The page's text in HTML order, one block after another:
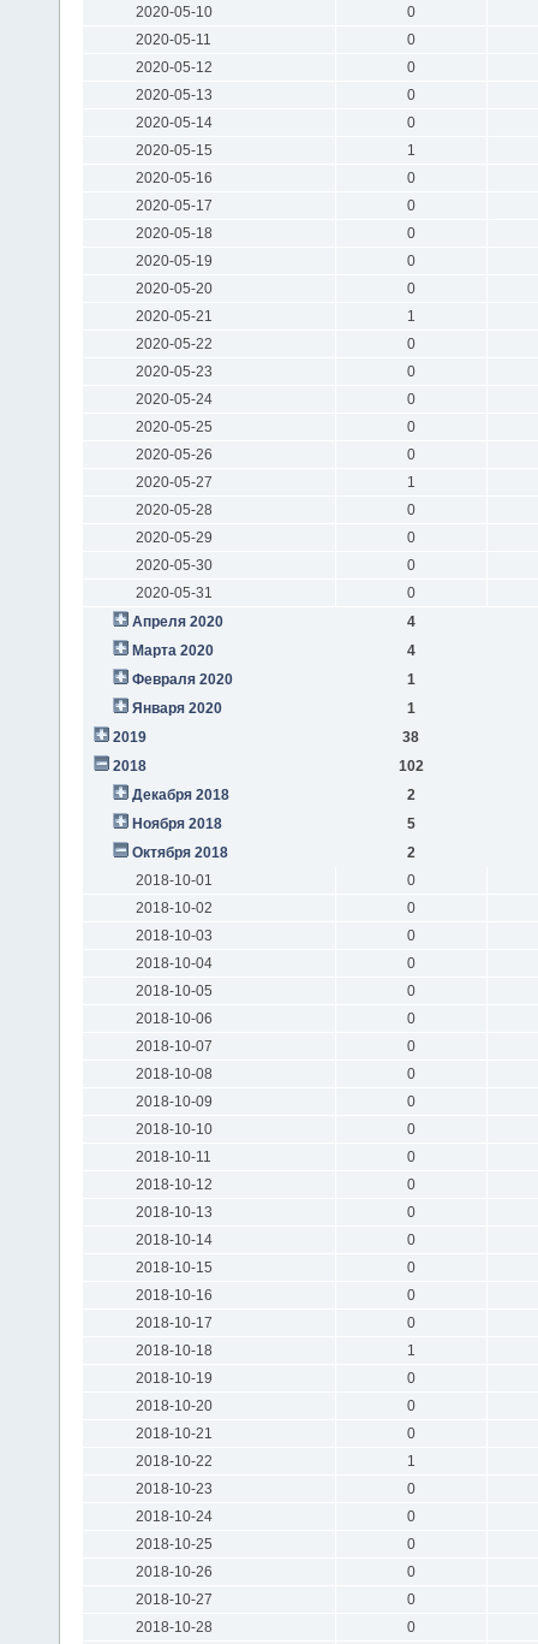
2020-05-10
0
2020-05-11
0
2020-05-12
0
2020-05-13
0
2020-05-14
0
2020-05-15
1
2020-05-16
0
2020-05-17
0
2020-05-18
0
2020-05-19
0
2020-05-20
0
2020-05-21
1
2020-05-22
0
2020-05-23
0
2020-05-24
0
2020-05-25
0
2020-05-26
0
2020-05-27
1
2020-05-28
0
2020-05-29
0
2020-05-30
0
2020-05-31
0
Апреля 2020
4
Марта 2020
4
Февраля 2020
1
Января 2020
1
2019
38
2018
102
Декабря 2018
2
Ноября 2018
5
Октября 2018
2
2018-10-01
0
2018-10-02
0
2018-10-03
0
2018-10-04
0
2018-10-05
0
2018-10-06
0
2018-10-07
0
2018-10-08
0
2018-10-09
0
2018-10-10
0
2018-10-11
0
2018-10-12
0
2018-10-13
0
2018-10-14
0
2018-10-15
0
2018-10-16
0
2018-10-17
0
2018-10-18
1
2018-10-19
0
2018-10-20
0
2018-10-21
0
2018-10-22
1
2018-10-23
0
2018-10-24
0
2018-10-25
0
2018-10-26
0
2018-10-27
0
2018-10-28
0